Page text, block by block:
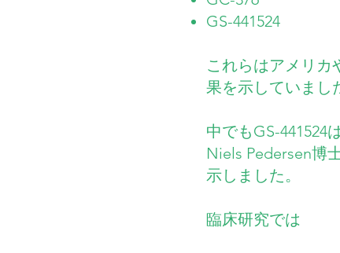
GS-441524
これらはアメリカ
果を示していまし
中でもGS-441524
Niels Pedersen博
示しました。
臨床研究では